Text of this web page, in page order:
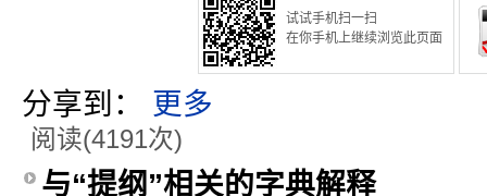
试试手机扫一扫
在你手机上继续浏览此页面
分享到： 更多
阅读(4191次)
与“提纲”相关的字典解释